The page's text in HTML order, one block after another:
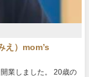
え）mom’s
業しました。 20歳の